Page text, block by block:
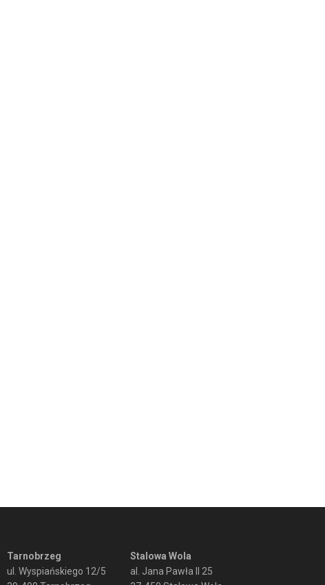
Tarnobrzeg
ul. Wyspiańskiego 12/5
Stalowa Wola
al. Jana Pawła II 25